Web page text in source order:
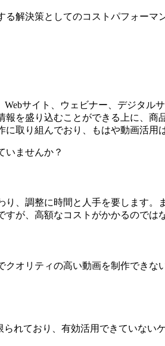
解決策としてのコストパフォー
サイト、ウェビナー、デジタ
を盛り込むことができる上に、
取り組んでおり、もはや動画活用
いませんか？
、調整に時間と人手を要します
が、高額なコストがかかるのでは
オリティの高い動画を制作でき
れており、有効活用できていない